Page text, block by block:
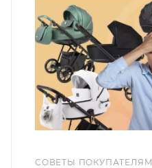
СОВЕТЫ ПОКУПАТЕЛЯМ